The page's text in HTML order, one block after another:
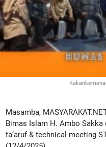
Masamba,
Bimas Islam H. Ambo
ta’aruf & technical meeting